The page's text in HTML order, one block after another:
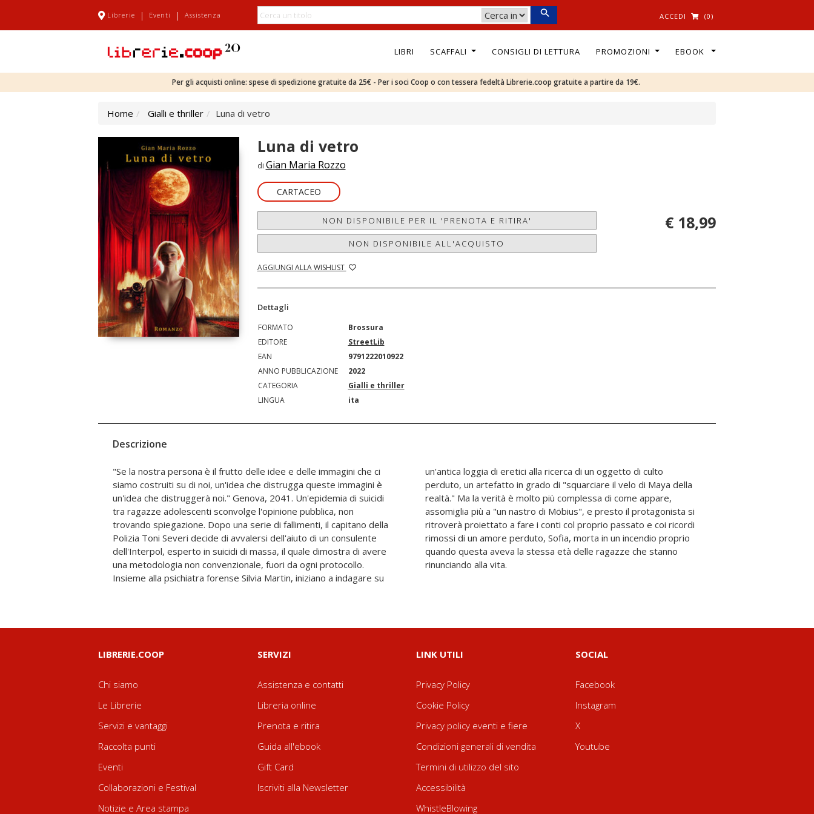
Librerie | Eventi | Assistenza ACCEDI (0)
LIBRI SCAFFALI CONSIGLI DI LETTURA PROMOZIONI EBOOK
Per gli acquisti online: spese di spedizione gratuite da 25€ - Per i soci Coop o con tessera fedeltà Librerie.coop gratuite a partire da 19€.
Home Gialli e thriller Luna di vetro
Luna di vetro
di Gian Maria Rozzo
CARTACEO
NON DISPONIBILE PER IL 'PRENOTA E RITIRA'
NON DISPONIBILE ALL'ACQUISTO
AGGIUNGI ALLA WISHLIST
€ 18,99
Dettagli
FORMATO
Brossura
EDITORE
StreetLib
EAN
9791222010922
ANNO PUBBLICAZIONE
2022
CATEGORIA
Gialli e thriller
LINGUA
ita
Descrizione
"Se la nostra persona è il frutto delle idee e delle immagini che ci
siamo costruiti su di noi, un'idea che distrugga queste immagini è
un'idea che distruggerà noi." Genova, 2041. Un'epidemia di suicidi
tra ragazze adolescenti sconvolge l'opinione pubblica, non
trovando spiegazione. Dopo una serie di fallimenti, il capitano della
Polizia Toni Severi decide di avvalersi dell'aiuto di un consulente
dell'Interpol, esperto in suicidi di massa, il quale dimostra di avere
una metodologia non convenzionale, fuori da ogni protocollo.
Insieme alla psichiatra forense Silvia Martin, iniziano a indagare su
un'antica loggia di eretici alla ricerca di un oggetto di culto
perduto, un artefatto in grado di "squarciare il velo di Maya della
realtà." Ma la verità è molto più complessa di come appare,
assomiglia più a "un nastro di Möbius", e presto il protagonista si
ritroverà proiettato a fare i conti col proprio passato e coi ricordi
rimossi di un amore perduto, Sofia, morta in un incendio proprio
quando questa aveva la stessa età delle ragazze che stanno
rinunciando alla vita.
LIBRERIE.COOP
Chi siamo
Le Librerie
Servizi e vantaggi
Raccolta punti
Eventi
Collaborazioni e Festival
Notizie e Area stampa
SERVIZI
Assistenza e contatti
Libreria online
Prenota e ritira
Guida all'ebook
Gift Card
Iscriviti alla Newsletter
LINK UTILI
Privacy Policy
Cookie Policy
Privacy policy eventi e fiere
Condizioni generali di vendita
Termini di utilizzo del sito
Accessibilità
WhistleBlowing
SOCIAL
Facebook
Instagram
X
Youtube